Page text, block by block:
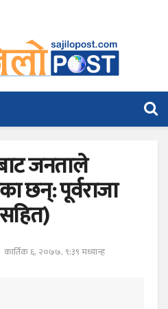
जनताले
छन्: पूर्वराजा
सहित)
कार्तिक ६, २०७७, ९:३९ मध्यान्ह